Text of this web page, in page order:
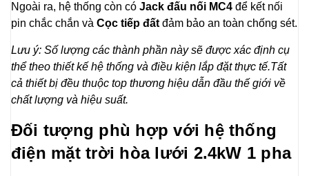
Ngoài ra, hệ thống còn có Jack đấu nối MC4 để kết nối
pin chắc chắn và Cọc tiếp đất đảm bảo an toàn chống sét.
Lưu ý: Số lượng các thành phần này sẽ được xác định cụ
thể theo thiết kế hệ thống và điều kiện lắp đặt thực tế.Tất
cả thiết bị đều thuộc top thương hiệu dẫn đầu thế giới về
chất lượng và hiệu suất.
Đối tượng phù hợp với hệ thống
điện mặt trời hòa lưới 2.4kW 1 pha